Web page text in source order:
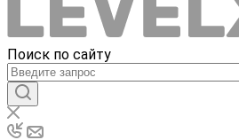
Поиск по сайту